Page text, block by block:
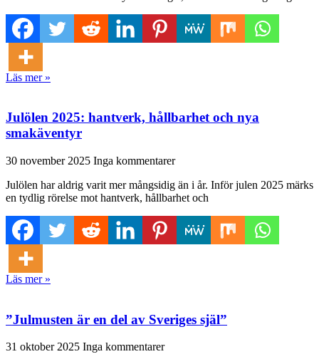
Läs mer »
Julölen 2025: hantverk, hållbarhet och nya
smakäventyr
30 november 2025 Inga kommentarer
Julölen har aldrig varit mer mångsidig än i år. Inför julen 2025 märks
en tydlig rörelse mot hantverk, hållbarhet och
Läs mer »
”Julmusten är en del av Sveriges själ”
31 oktober 2025 Inga kommentarer